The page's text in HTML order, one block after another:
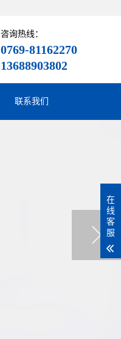
咨询热线：
0769-81162270
13688903802
联系我们
在
线
客
服